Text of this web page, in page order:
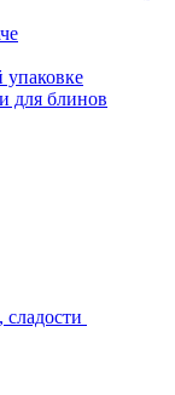
для блинов